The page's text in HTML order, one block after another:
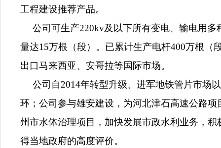
工程建设推荐产品。
公司可生产220kv及以下所有变电、输电用多
量达15万根（段）。已累计生产电杆400万根（
出口马来西亚、安哥拉等国际市场。
公司自2014年转型升级、进军地铁管片市场
环；公司参与雄安建设，为河北津石高速公路
州市水体治理项目，加快发展市政水利业务，
得当地政府的高度评价。